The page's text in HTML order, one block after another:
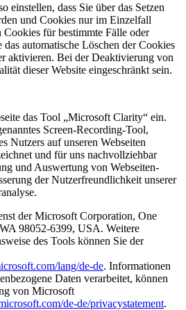
einstellen, dass Sie über das Setzen
und Cookies nur im Einzelfall
für bestimmte Fälle oder
das automatische Löschen der Cookies
aktivieren. Bei der Deaktivierung von
dieser Website eingeschränkt sein.
das Tool „Microsoft Clarity“ ein.
Screen-Recording-Tool,
Nutzers auf unseren Webseiten
und für uns nachvollziehbar
und Auswertung von Webseiten-
der Nutzerfreundlichkeit unserer
der Microsoft Corporation, One
98052-6399, USA. Weitere
des Tools können Sie der
lang/de-de. Informationen
Daten verarbeitet, können
von Microsoft
de-de/privacystatement.